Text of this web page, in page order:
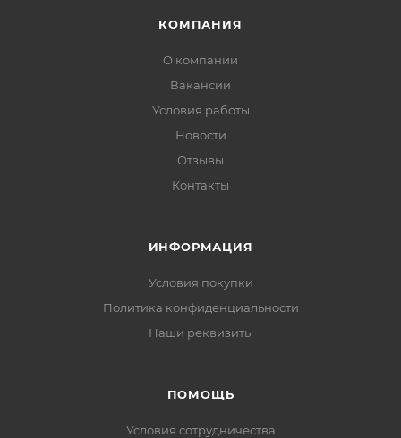
КОМПАНИЯ
О компании
Вакансии
Условия работы
Новости
Отзывы
Контакты
ИНФОРМАЦИЯ
Условия покупки
Политика конфиденциальности
Наши реквизиты
ПОМОЩЬ
Условия сотрудничества